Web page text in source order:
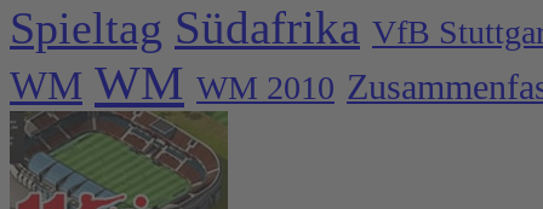
Spieltag Südafrika VfB
WM WM WM 2010